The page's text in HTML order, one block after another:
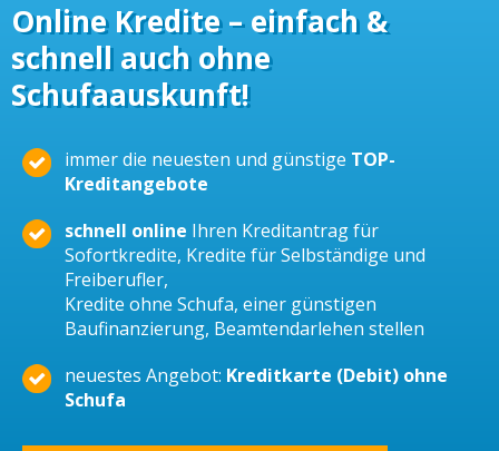
Online Kredite – einfach &
schnell auch ohne
Schufaauskunft!
immer die neuesten und günstige TOP-
Kreditangebote
schnell online Ihren Kreditantrag für
Sofortkredite, Kredite für Selbständige und
Freiberufler,
Kredite ohne Schufa, einer günstigen
Baufinanzierung, Beamtendarlehen stellen
neuestes Angebot: Kreditkarte (Debit) ohne
Schufa